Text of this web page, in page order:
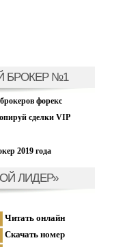
БРОКЕР №1
форекс
сделки VIP
2019 года
ЛИДЕР»
Читать онлайн
Скачать номер